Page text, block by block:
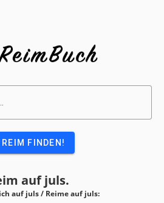
REIM FINDEN!
aufjuls.
auf juls / Reime auf juls: